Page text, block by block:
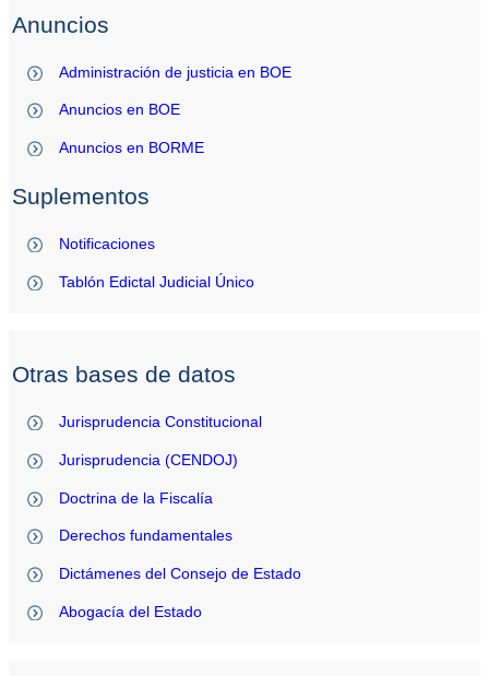
Anuncios
Administración de justicia en BOE
Anuncios en BOE
Anuncios en BORME
Suplementos
Notificaciones
Tablón Edictal Judicial Único
Otras bases de datos
Jurisprudencia Constitucional
Jurisprudencia (CENDOJ)
Doctrina de la Fiscalía
Derechos fundamentales
Dictámenes del Consejo de Estado
Abogacía del Estado